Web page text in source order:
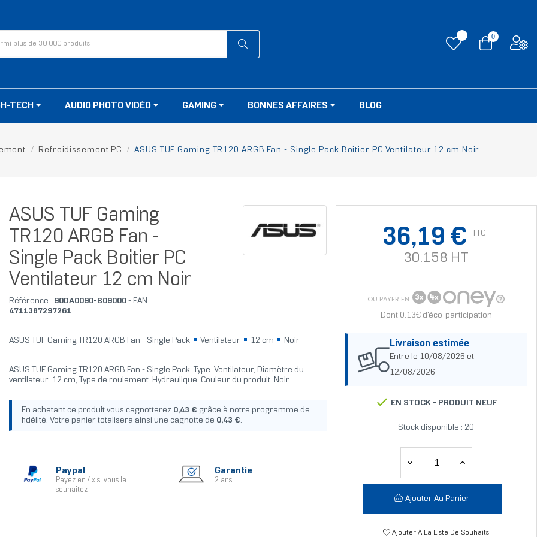
0
TECH AUDIO PHOTO VIDÉO GAMING BONNES AFFAIRES BLOG
Refroidissement PC ASUS TUF Gaming TR120 ARGB Fan - Single Pack Boitier PC Ventilateur 12 cm Noir
ASUS TUF Gaming
TR120 ARGB Fan -
Single Pack Boitier PC
Ventilateur 12 cm Noir
Référence : 90DA0090-B09000- EAN :
4711387297261
ASUS TUF Gaming TR120 ARGB Fan - Single Pack Ventilateur 12 cm Noir
ASUS TUF Gaming TR120 ARGB Fan - Single Pack. Type: Ventilateur, Diamètre du
ventilateur: 12 cm, Type de roulement: Hydraulique. Couleur du produit: Noir
En achetant ce produit vous cagnotterez 0,43 € grâce à notre programme de
fidélité. Votre panier totalisera ainsi une cagnotte de 0,43 €.
Paypal
Payez en 4x si vous le
souhaitez
Garantie
2 ans
36,19 € TTC
30.158 HT
OU PAYER EN
Dont 0.13€ d'éco-participation
Livraison estimée
Entre le 10/08/2026 et
12/08/2026
EN STOCK - PRODUIT NEUF
Stock disponible : 20
Ajouter Au Panier
Ajouter À La Liste De Souhaits